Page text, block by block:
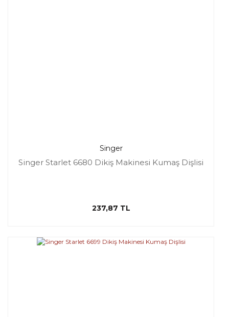
Singer
Singer Starlet 6680 Dikiş Makinesi Kumaş Dişlisi
237,87 TL